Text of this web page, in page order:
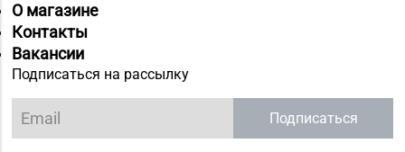
О магазине
Контакты
Вакансии
Подписаться на рассылку
Подписаться